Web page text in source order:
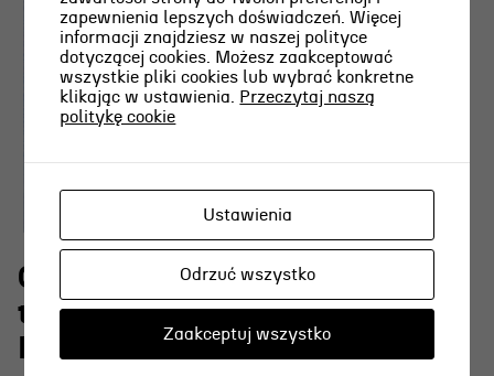
O najpiękniejszej scenie
teatralnej w Polsce w RADIU
KASZËBË
zapewnienia lepszych doświadczeń. Więcej
informacji znajdziesz w naszej polityce
dotyczącej cookies. Możesz zaakceptować
wszystkie pliki cookies lub wybrać konkretne
klikając w ustawienia. Przeczytaj naszą
politykę cookie
Ustawienia
Odrzuć wszystko
Zaakceptuj wszystko